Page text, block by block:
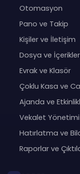
Otomasyon
Pano ve Takip
Kişiler ve İletişim
Dosya ve
Evrak ve Klasör
Çoklu Kasa ve
Ajanda ve
Vekalet Yönetimi
Hatırlatma ve
Raporlar ve